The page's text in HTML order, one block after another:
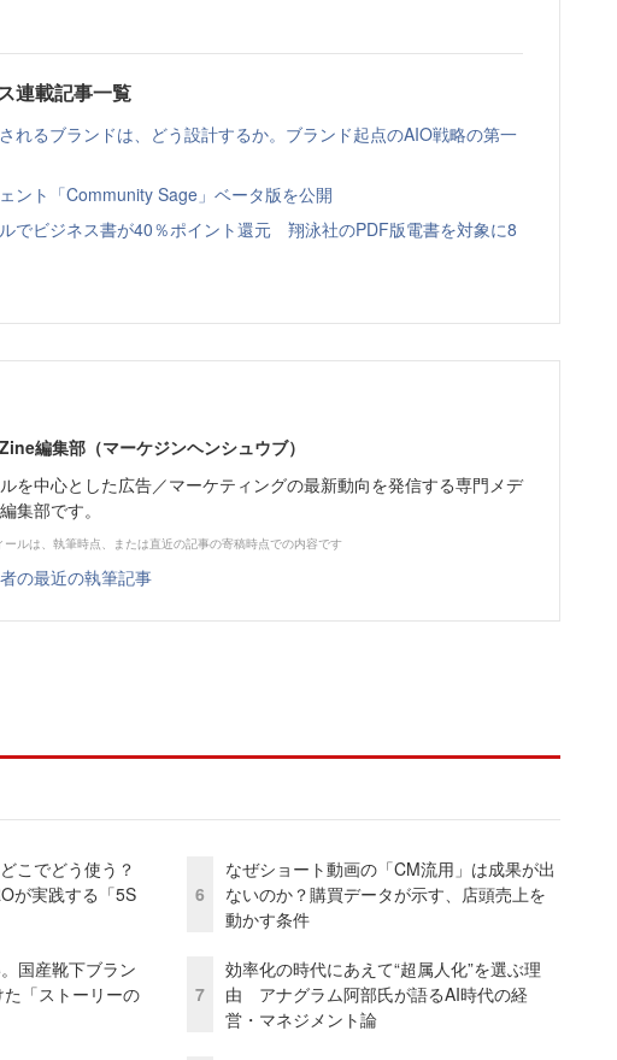
連載記事一覧
れるブランドは、どう設計するか。ブランド起点のAIO戦略の第一
ント「Community Sage」ベータ版を公開
でビジネス書が40％ポイント還元 翔泳社のPDF版電書を対象に8
編集部（マーケジンヘンシュウブ）
を中心とした広告／マーケティングの最新動向を発信する専門メデ
集部です。
ールは、執筆時点、または直近の記事の寄稿時点での内容です
の最近の執筆記事
こでどう使う？
が実践する「5S
国産靴下ブラン
た「ストーリーの
6
なぜショート動画の「CM流用」は成果が出
ないのか？購買データが示す、店頭売上を
動かす条件
7
効率化の時代にあえて“超属人化”を選ぶ理
由 アナグラム阿部氏が語るAI時代の経
営・マネジメント論